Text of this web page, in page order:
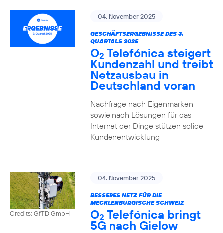
04. November 2025
GESCHÄFTSERGEBNISSE DES 3.
QUARTALS 2025
O2 Telefónica steigert
Kundenzahl und treibt
Netzausbau in
Deutschland voran
Nachfrage nach Eigenmarken
sowie nach Lösungen für das
Internet der Dinge stützen solide
Kundenentwicklung
Credits: GfTD GmbH
04. November 2025
BESSERES NETZ FÜR DIE
MECKLENBURGISCHE SCHWEIZ
O2 Telefónica bringt
5G nach Gielow